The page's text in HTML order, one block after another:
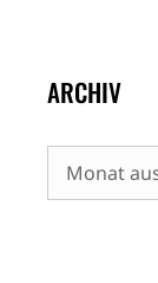
ARCHIV
Archiv